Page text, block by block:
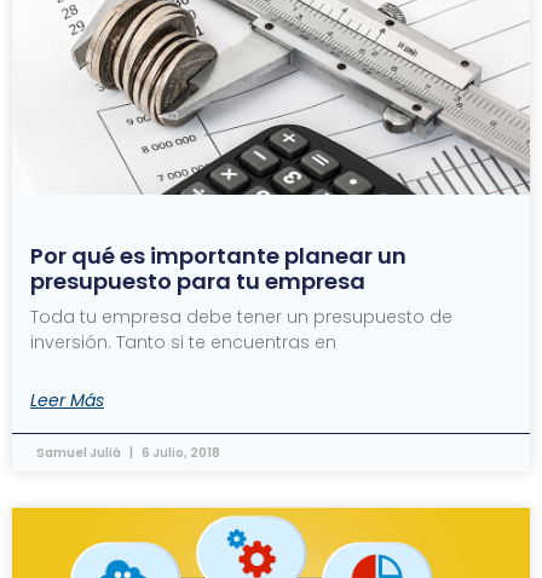
Por qué es importante planear un
presupuesto para tu empresa
Toda tu empresa debe tener un presupuesto de
inversión. Tanto si te encuentras en
Leer Más
Samuel Juliá 6 Julio, 2018